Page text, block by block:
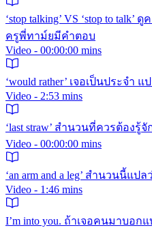
‘stop talking’ VS ‘stop to
ครูพี่ทาม์ยมีคำตอบ
Video - 00:00:00 mins
‘would rather’ เจอเป็นประจำ
Video - 2:53 mins
‘last straw’ สำนวนที่ควรต้องรู้จั
Video - 00:00:00 mins
‘an arm and a leg’ สำนวนนี้แปล
Video - 1:46 mins
I’m into you. ถ้าเจอคนมาบอ